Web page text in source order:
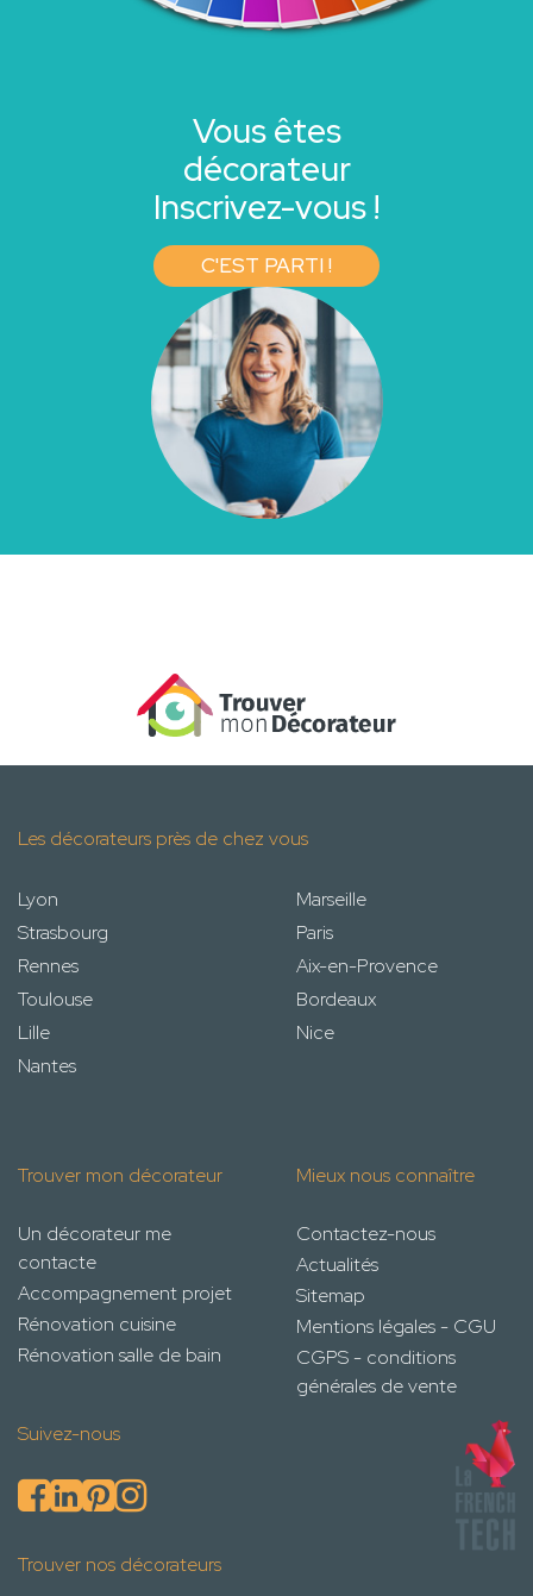
Vous êtes
décorateur
Inscrivez-vous !
C'EST PARTI !
Les décorateurs près de chez vous
Lyon
Marseille
Strasbourg
Paris
Rennes
Aix-en-Provence
Toulouse
Bordeaux
Lille
Nice
Nantes
Trouver mon décorateur
Un décorateur me
contacte
Accompagnement projet
Rénovation cuisine
Rénovation salle de bain
Mieux nous connaître
Contactez-nous
Actualités
Sitemap
Mentions légales - CGU
CGPS - conditions
générales de vente
Suivez-nous
Trouver nos décorateurs